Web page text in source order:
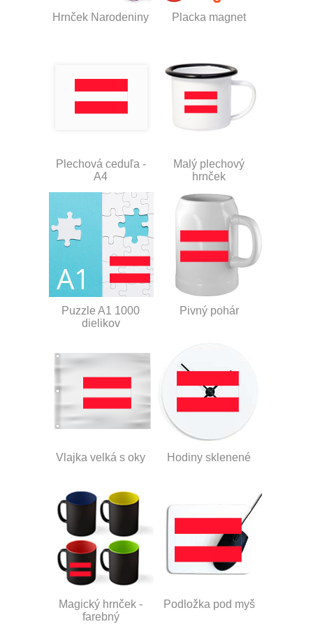
Hrnček Narodeniny Placka magnet
Plechová ceduľa -
A4
Malý plechový
hrnček
Puzzle A1 1000
dielikov
Pivný pohár
Vlajka velká s oky Hodiny sklenené
Magický hrnček -
farebný
Podložka pod myš